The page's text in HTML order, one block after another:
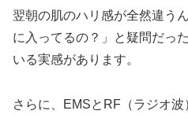
翌朝の肌のハリ感が全然違う
に入ってるの？」と疑問だっ
いる実感があります。
さらに、EMSとRF（ラジオ